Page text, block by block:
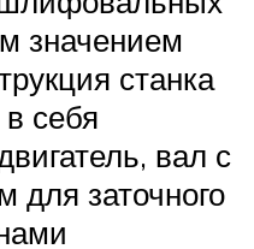
значением
станка
себя
вал с
для заточного